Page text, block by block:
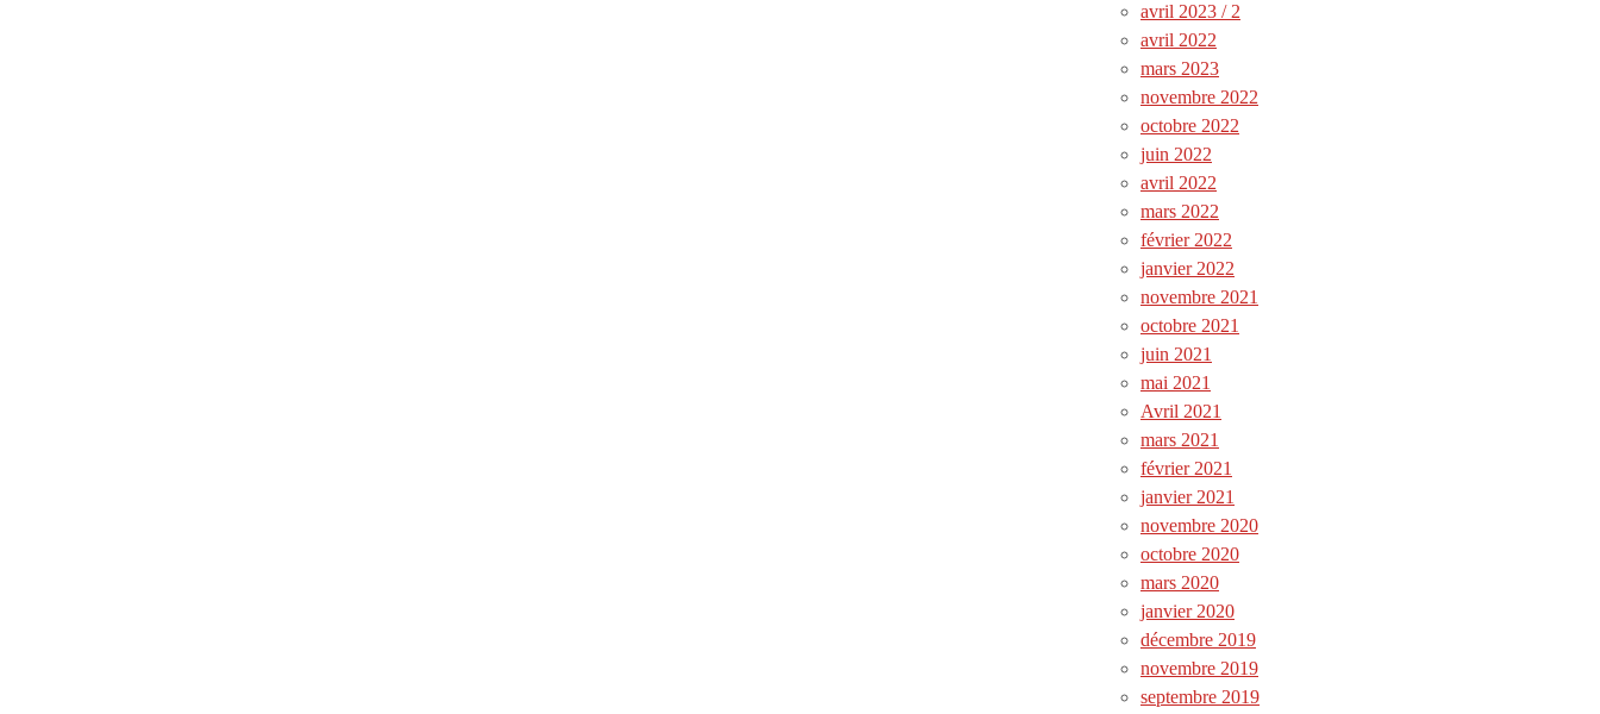
avril 2023 / 2
avril 2022
mars 2023
novembre 2022
octobre 2022
juin 2022
avril 2022
mars 2022
février 2022
janvier 2022
novembre 2021
octobre 2021
juin 2021
mai 2021
Avril 2021
mars 2021
février 2021
janvier 2021
novembre 2020
octobre 2020
mars 2020
janvier 2020
décembre 2019
novembre 2019
septembre 2019